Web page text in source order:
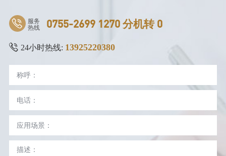
服务
热线 0755-2699 1270 分机转 0
24小时热线: 13925220380